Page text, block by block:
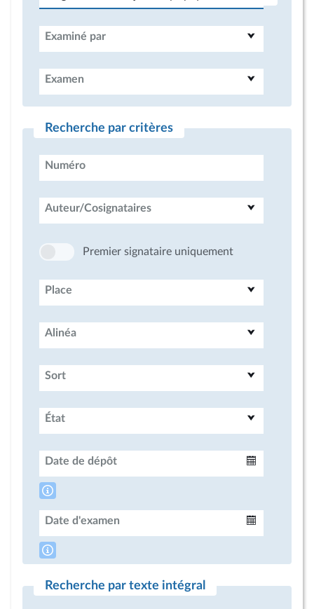
Examiné par
Examen
Recherche par critères
Numéro
Auteur/Cosignataires
Premier signataire uniquement
Place
Alinéa
Sort
État
Date de dépôt
Date d'examen
Recherche par texte intégral